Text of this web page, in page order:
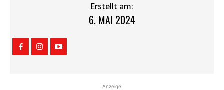
Erstellt am:
6. MAI 2024
Anzeige